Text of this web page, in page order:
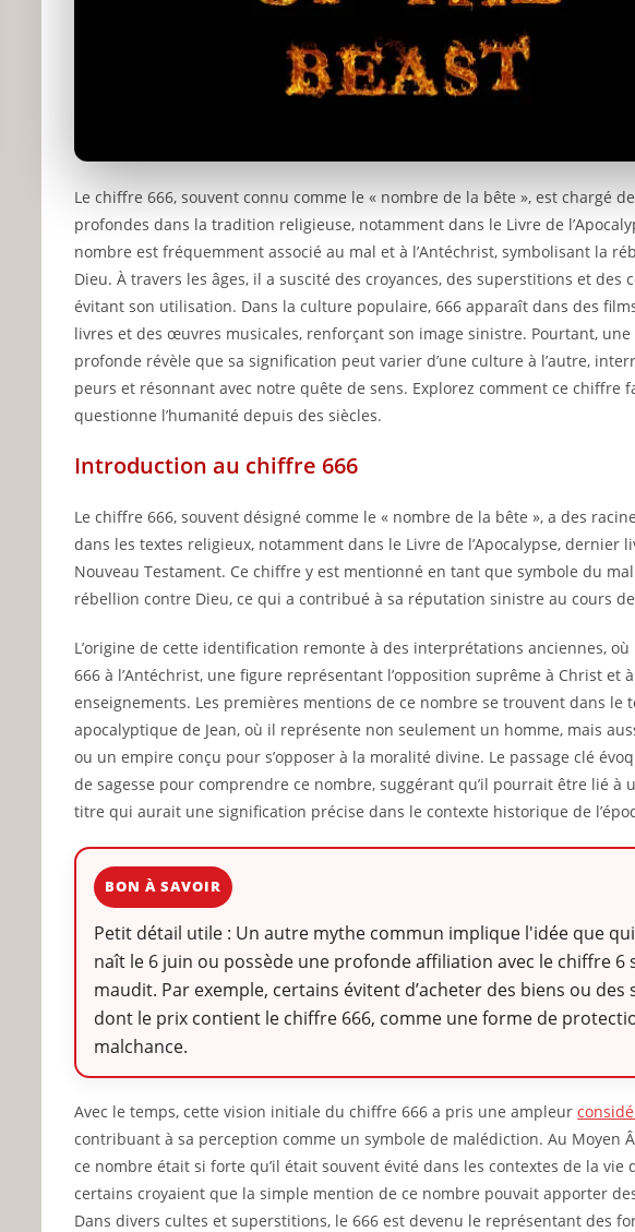
Le chiffre 666, souvent connu comme le « nombre de la bête », est chargé
profondes dans la tradition religieuse, notamment dans le Livre de
nombre est fréquemment associé au mal et à l’Antéchrist, symbolisant la
Dieu. À travers les âges, il a suscité des croyances, des superstitions et des
évitant son utilisation. Dans la culture populaire, 666 apparaît dans des
livres et des œuvres musicales, renforçant son image sinistre. Pourtant, une
profonde révèle que sa signification peut varier d’une culture à l’autre,
peurs et résonnant avec notre quête de sens. Explorez comment ce chiffre
questionne l’humanité depuis des siècles.
Introduction au chiffre 666
Le chiffre 666, souvent désigné comme le « nombre de la bête », a des
dans les textes religieux, notamment dans le Livre de l’Apocalypse, dernier
Nouveau Testament. Ce chiffre y est mentionné en tant que symbole du
rébellion contre Dieu, ce qui a contribué à sa réputation sinistre au cours
L’origine de cette identification remonte à des interprétations anciennes, où
666 à l’Antéchrist, une figure représentant l’opposition suprême à Christ et
enseignements. Les premières mentions de ce nombre se trouvent dans le
apocalyptique de Jean, où il représente non seulement un homme, mais
ou un empire conçu pour s’opposer à la moralité divine. Le passage clé
de sagesse pour comprendre ce nombre, suggérant qu’il pourrait être lié à
titre qui aurait une signification précise dans le contexte historique de
BON À SAVOIR
Petit détail utile : Un autre mythe commun implique l'idée que
naît le 6 juin ou possède une profonde affiliation avec le chiffre 6
maudit. Par exemple, certains évitent d’acheter des biens ou des
dont le prix contient le chiffre 666, comme une forme de
malchance.
Avec le temps, cette vision initiale du chiffre 666 a pris une ampleur
contribuant à sa perception comme un symbole de malédiction. Au Moyen
ce nombre était si forte qu’il était souvent évité dans les contextes de la vie
certains croyaient que la simple mention de ce nombre pouvait apporter
Dans divers cultes et superstitions, le 666 est devenu le représentant des